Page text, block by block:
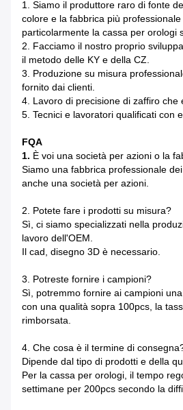
1. Siamo il produttore raro di fonte
colore e la fabbrica più
particolarmente la cassa per orologi
2. Facciamo il nostro proprio
il metodo delle KY e della CZ.
3. Produzione su misura
fornito dai clienti.
4. Lavoro di precisione di zaffiro che
5. Tecnici e lavoratori qualificati con
FQA
1. È voi una società per azioni o la
Siamo una fabbrica professionale
anche una società per azioni.
2. Potete fare i prodotti su misura?
Sì, ci siamo specializzati nella
lavoro dell'OEM.
Il cad, disegno 3D è necessario.
3. Potreste fornire i campioni?
Sì, potremmo fornire ai campioni
con una qualità sopra 100pcs, la
rimborsata.
4. Che cosa è il termine di
Dipende dal tipo di prodotti e della
Per la cassa per orologi, il tempo
settimane per 200pcs secondo la